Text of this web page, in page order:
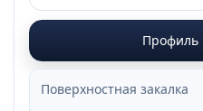
Профиль
Поверхностная закалка